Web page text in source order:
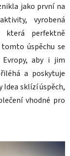
jako první na
vyrobená
která perfektně
úspěchu se
aby i jim
a poskytuje
sklízí úspěch,
vhodné pro